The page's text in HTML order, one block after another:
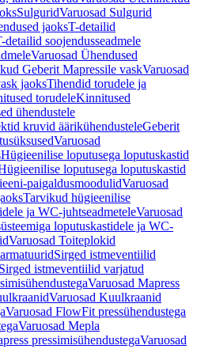
SulguridVaruosad Sulgurid
jaoksT-detailid
detailid soojendusseadmele
Varuosad Ühendused
Geberit Mapressile vaskVaruosad
jaoksTihendid torudele ja
torudeleKinnitused
ühendustele
kruvid äärikühendusteleGeberit
Varuosad
Hügieenilise loputusega loputuskastid
loputusega loputuskastid
paigaldusmoodulidVaruosad
Tarvikud hügieenilise
ja WC-juhtseadmeteleVaruosad
loputuskastidele ja WC-
Varuosad Toiteplokid
Sirged istmeventiilid
istmeventiilid varjatud
Varuosad Mapress
Varuosad Kuulkraanid
Varuosad FlowFit pressühendustega
Varuosad Mepla
pressimisühendustegaVaruosad